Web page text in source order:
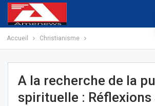
Accueil Christianisme
A la recherche de la
spirituelle : Réflexions